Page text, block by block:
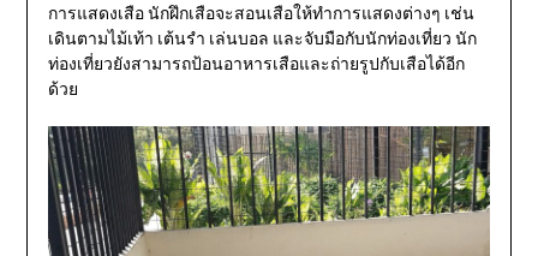
การแสดงเสือ นักฝึกเสือจะสอนเสือให้ทำการแสดงต่างๆ เช่น
เดินตามไม้เท้า เต้นรำ เล่นบอล และจับมือกับนักท่องเที่ยว นัก
ท่องเที่ยวยังสามารถป้อนอาหารเสือและถ่ายรูปกับเสือได้อีก
ด้วย